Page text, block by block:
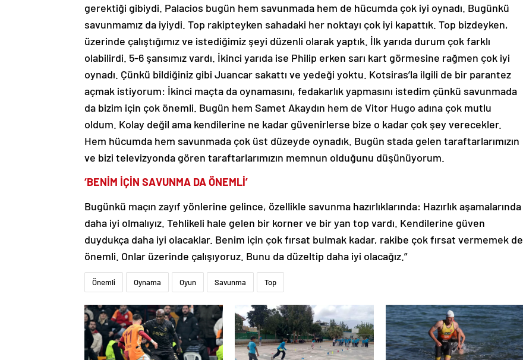
gerektiği gibiydi. Palacios bugün hem savunmada hem de hücumda çok iyi oynadı. Bugünkü
savunmamız da iyiydi. Top rakipteyken sahadaki her noktayı çok iyi kapattık. Top bizdeyken,
üzerinde çalıştığımız ve istediğimiz şeyi düzenli olarak yaptık. İlk yarıda durum çok farklı
olabilirdi. 5-6 şansımız vardı. İkinci yarıda ise Philip erken sarı kart görmesine rağmen çok iyi
oynadı. Çünkü bildiğiniz gibi Juancar sakattı ve yedeği yoktu. Kotsiras’la ilgili de bir parantez
açmak istiyorum: İkinci maçta da oynamasını, fedakarlık yapmasını istedim çünkü savunmada
da bizim için çok önemli. Bugün hem Samet Akaydın hem de Vitor Hugo adına çok mutlu
oldum. Kolay değil ama kendilerine ne kadar güvenirlerse bize o kadar çok şey verecekler.
Hem hücumda hem savunmada çok üst düzeyde oynadık. Bugün stada gelen taraftarlarımızın
ve bizi televizyonda gören taraftarlarımızın memnun olduğunu düşünüyorum.
‘BENİM İÇİN SAVUNMA DA ÖNEMLİ’
Bugünkü maçın zayıf yönlerine gelince, özellikle savunma hazırlıklarında: Hazırlık aşamalarında
daha iyi olmalıyız. Tehlikeli hale gelen bir korner ve bir yan top vardı. Kendilerine güven
duydukça daha iyi olacaklar. Benim için çok fırsat bulmak kadar, rakibe çok fırsat vermemek de
önemli. Onlar üzerinde çalışıyoruz. Bunu da düzeltip daha iyi olacağız.”
Önemli Oynama Oyun Savunma Top